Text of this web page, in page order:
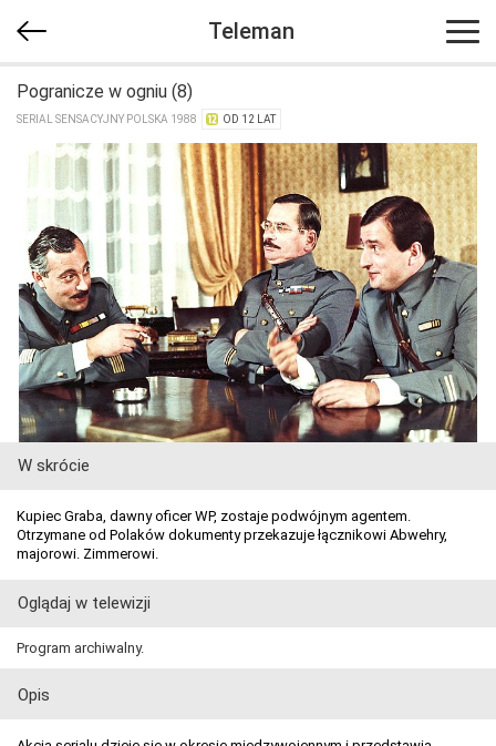
Teleman
Pogranicze w ogniu (8)
SERIAL SENSACYJNY POLSKA 1988 OD 12 LAT
W skrócie
Kupiec Graba, dawny oficer WP, zostaje podwójnym agentem.
Otrzymane od Polaków dokumenty przekazuje łącznikowi Abwehry,
majorowi. Zimmerowi.
Oglądaj w telewizji
Program archiwalny.
Opis